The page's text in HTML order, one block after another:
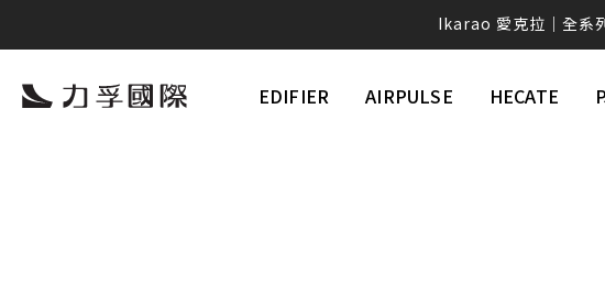
Ikarao 愛克拉｜全系
續航高達
EDIFIER AIRPULSE HECATE